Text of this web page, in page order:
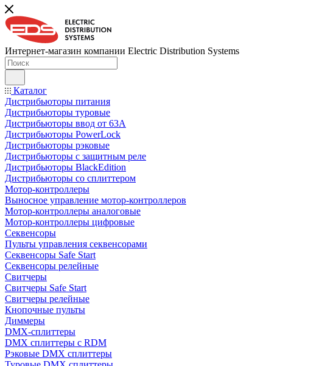
Интернет-магазин компании Electric Distribution Systems
Каталог
Дистрибьюторы питания
Дистрибьюторы туровые
Дистрибьюторы ввод от 63A
Дистрибьюторы PowerLock
Дистрибьюторы рэковые
Дистрибьюторы с защитным реле
Дистрибьюторы BlackEdition
Дистрибьюторы со сплиттером
Мотор-контроллеры
Выносное управление мотор-контроллеров
Мотор-контроллеры аналоговые
Мотор-контроллеры цифровые
Секвенсоры
Пульты управления секвенсорами
Секвенсоры Safe Start
Секвенсоры релейные
Свитчеры
Свитчеры Safe Start
Свитчеры релейные
Кнопочные пульты
Диммеры
DMX-сплиттеры
DMX сплиттеры с RDM
Рэковые DMX сплиттеры